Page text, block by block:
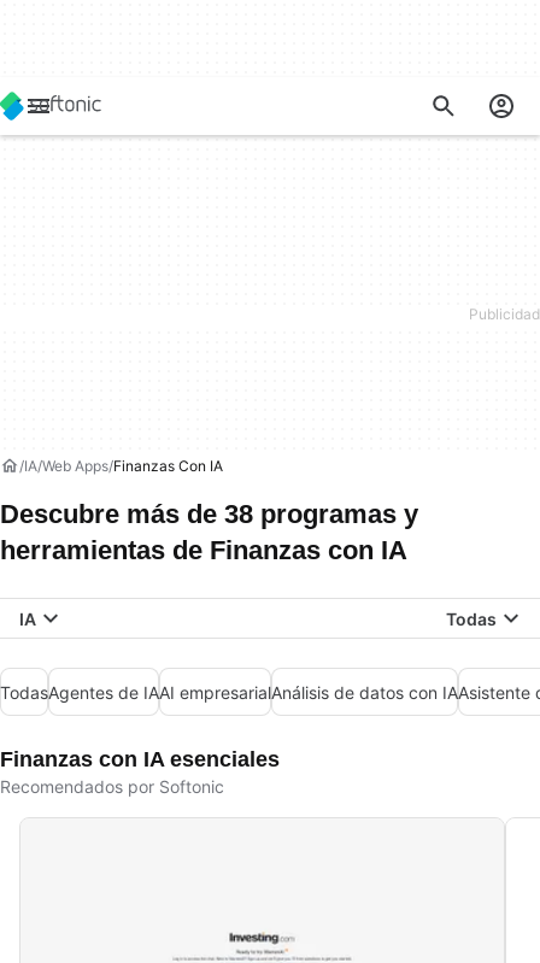
IA Web Apps Finanzas Con IA
Descubre más de 38 programas y
herramientas de Finanzas con IA
IA Todas
TodasAgentes de IAAI empresarialAnálisis de datos con IAAsistente
Finanzas con IA esenciales
Recomendados por Softonic